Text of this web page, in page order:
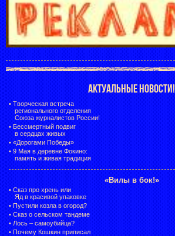
АКТУАЛЬНЫЕ НОВОСТИ!
• Творческая встреча
регионального отделения
Союза журналистов России!
• Бессмертный подвиг
в сердцах живых
• «Дорогами Победы»
• 9 Мая в деревне Фокино:
память и живая традиция
«Вилы в бок!»
• Сказ про хрень или
Яд в красивой упаковке
• Пустили козла в огород?
• Сказ о сельском тандеме
• Лось – самоубийца?
• Почему Кошкин приписал